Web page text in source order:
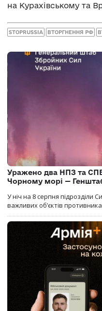
на Курахівському та
STOPRUSSIA ВТОРГНЕННЯ РФ
Уражено два НПЗ та
Чорному морі —
У ніч на 8 серпня підрозділи
важливих об’єктів